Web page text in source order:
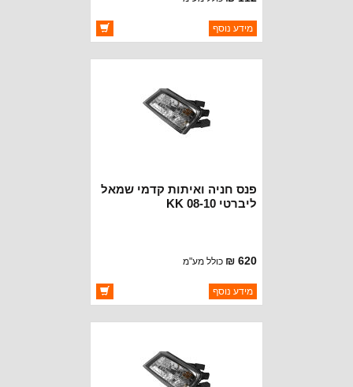
ברקוד: 55055142
יצרן:DEPO
מידע נוסף
פנס חניה ואיתות קדמי שמאל
ליברטי KK 08-10
620 ₪ כולל מע"מ
ברקוד: 57010125AA
יצרן:DEPO
מידע נוסף